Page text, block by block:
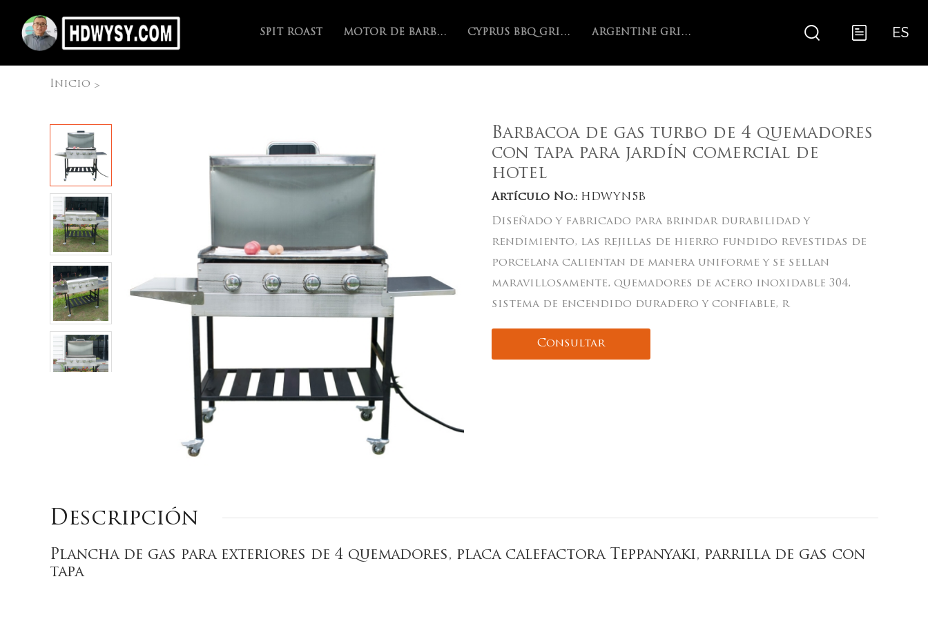
SPIT ROAST MOTOR DE BARBACOA CYPRUS BBQ GRILL ARGENTINE GRILL WITH V-GRATE ROTISSERIE ES
Inicio >
Barbacoa de gas turbo de 4 quemadores
con tapa para jardín comercial de
hotel
Artículo No.: HDWYN5B
Diseñado y fabricado para brindar durabilidad y
rendimiento, las rejillas de hierro fundido revestidas de
porcelana calientan de manera uniforme y se sellan
maravillosamente, quemadores de acero inoxidable 304,
sistema de encendido duradero y confiable, r
Consultar
Descripción
Plancha de gas para exteriores de 4 quemadores, placa calefactora Teppanyaki, parrilla de gas con
tapa